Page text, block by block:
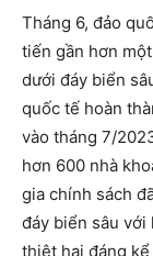
Tháng 6, đảo
tiến gần hơn
dưới đáy biển
quốc tế hoàn
vào tháng 7/
hơn 600 nhà
gia chính sách
đáy biển sâu với
thiệt hại đáng